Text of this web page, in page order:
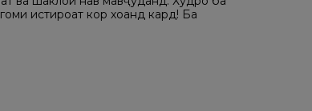
истироҳат кор хоҳанд кард! Ба